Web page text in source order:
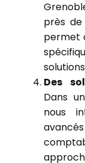
près
permet
Des
Dans
nous